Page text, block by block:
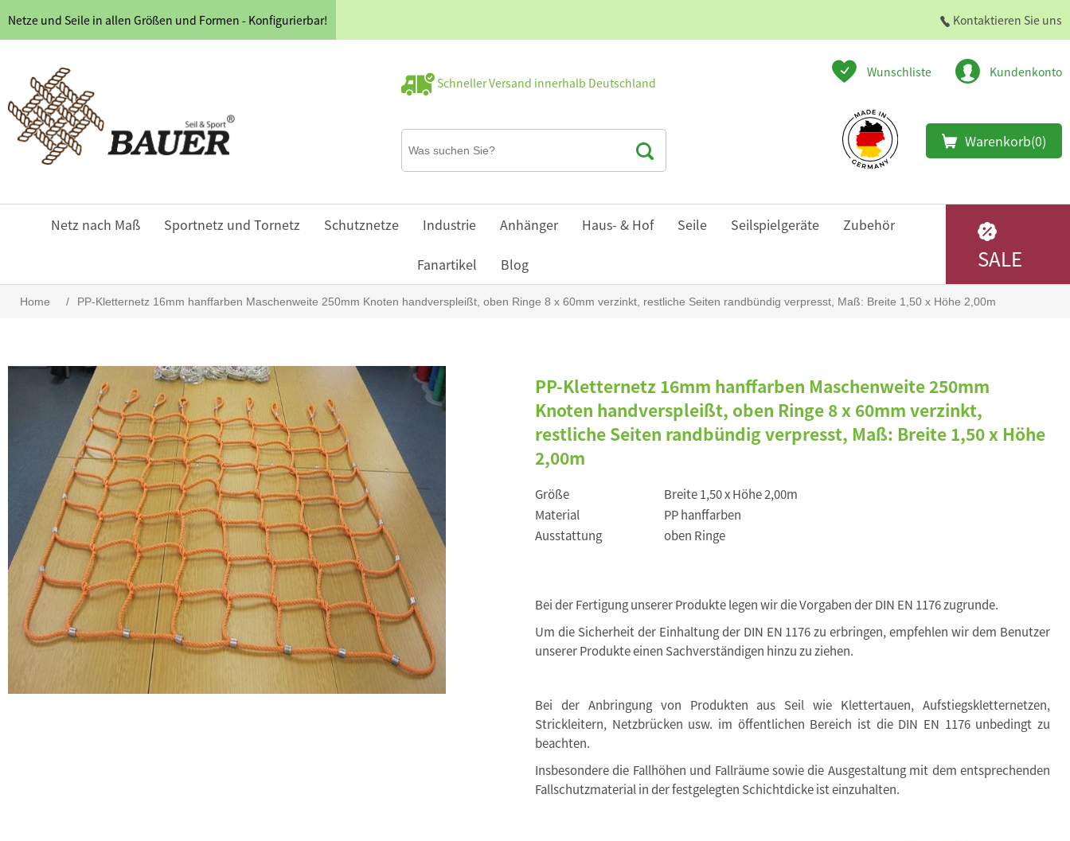
Netze und Seile in allen Größen und Formen - Konfigurierbar! Kontaktieren Sie uns
Schneller Versand innerhalb Deutschland
Wunschliste Kundenkonto
Warenkorb(0)
Netz nach Maß Sportnetz und Tornetz Schutznetze Industrie Anhänger Haus- & Hof Seile Seilspielgeräte Zubehör
Fanartikel Blog SALE
Home / PP-Kletternetz 16mm hanffarben Maschenweite 250mm Knoten handverspleißt, oben Ringe 8 x 60mm verzinkt, restliche Seiten randbündig verpresst, Maß: Breite 1,50 x Höhe 2,00m
PP-Kletternetz 16mm hanffarben Maschenweite 250mm
Knoten handverspleißt, oben Ringe 8 x 60mm verzinkt,
restliche Seiten randbündig verpresst, Maß: Breite 1,50 x Höhe
2,00m
Größe
Breite 1,50 x Höhe 2,00m
Material
PP hanffarben
Ausstattung
oben Ringe
Bei der Fertigung unserer Produkte legen wir die Vorgaben der DIN EN 1176 zugrunde.
Um die Sicherheit der Einhaltung der DIN EN 1176 zu erbringen, empfehlen wir dem Benutzer
unserer Produkte einen Sachverständigen hinzu zu ziehen.
Bei der Anbringung von Produkten aus Seil wie Klettertauen, Aufstiegskletternetzen,
Strickleitern, Netzbrücken usw. im öffentlichen Bereich ist die DIN EN 1176 unbedingt zu
beachten.
Insbesondere die Fallhöhen und Fallräume sowie die Ausgestaltung mit dem entsprechenden
Fallschutzmaterial in der festgelegten Schichtdicke ist einzuhalten.